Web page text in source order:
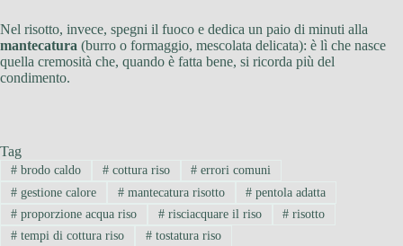
Nel risotto, invece, spegni il fuoco e dedica un paio di minuti alla
mantecatura (burro o formaggio, mescolata delicata): è lì che nasce
quella cremosità che, quando è fatta bene, si ricorda più del
condimento.
Tag
#brodo caldo #cottura riso # errori comuni
#gestione calore #mantecatura risotto # pentola adatta
#proporzione acqua riso #risciacquare il riso # risotto
#tempi di cottura riso #tostatura riso